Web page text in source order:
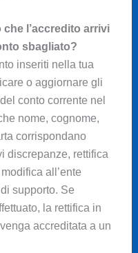
l’accredito arrivi
sbagliato?
inseriti nella tua
o aggiornare gli
conto corrente nel
nome, cognome,
corrispondano
discrepanze, rettifica
all’ente
supporto. Se
la rettifica in
accreditata a un